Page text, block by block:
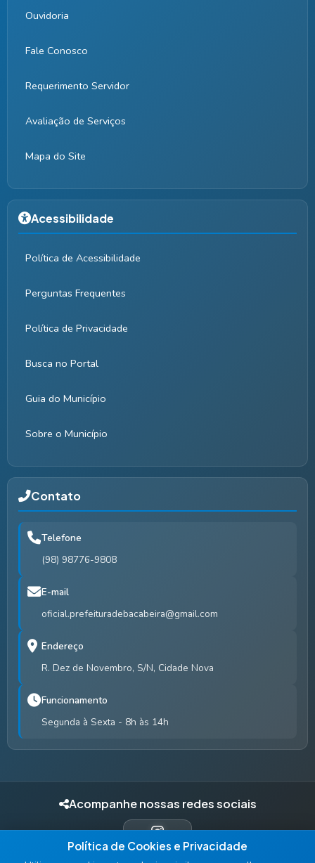
Política de Cookies e Privacidade
Ouvidoria
Fale Conosco
Requerimento Servidor
Avaliação de Serviços
Mapa do Site
Acessibilidade
Política de Acessibilidade
Perguntas Frequentes
Política de Privacidade
Busca no Portal
Guia do Município
Sobre o Município
Contato
Telefone
(98) 98776-9808
E-mail
oficial.prefeituradebacabeira@gmail.com
Endereço
R. Dez de Novembro, S/N, Cidade Nova
Funcionamento
Segunda à Sexta - 8h às 14h
Acompanhe nossas redes sociais
INSTAGRAM